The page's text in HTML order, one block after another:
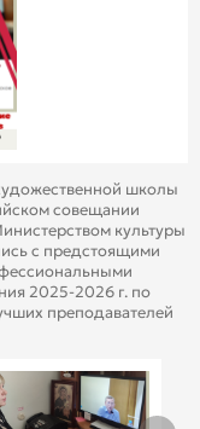
школы
совещании
культуры
с предстоящими
2025-2026 г. по
преподавателей